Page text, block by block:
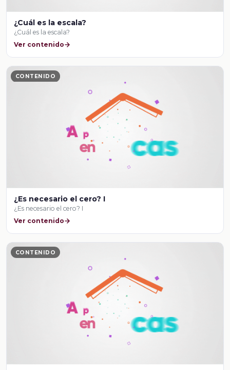
¿Cuál es la escala?
¿Cuál es la escala?
Ver contenido
CONTENIDO
¿Es necesario el cero? I
¿Es necesario el cero? I
Ver contenido
CONTENIDO